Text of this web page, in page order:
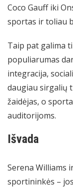
Coco Gauff iki
sportas ir toliau
Taip pat galima
populiarumas
integracija,
daugiau sirgalių
žaidėjas, o
auditorijoms.
Išvada
Serena Williams
sportininkės –